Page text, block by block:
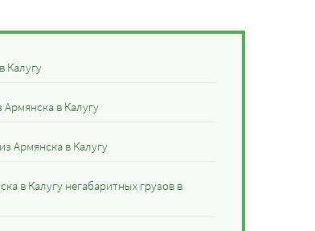
Калугу
в Калугу
Армянска в Калугу
в Калугу негабаритных грузов в